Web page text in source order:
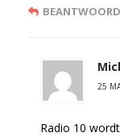
25
Radio 10